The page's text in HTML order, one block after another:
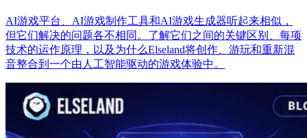
AI游戏平台、AI游戏制作工具和AI游戏生成器听起来相似，
但它们解决的问题各不相同。了解它们之间的关键区别、每项
技术的运作原理，以及为什么Elseland将创作、游玩和重新混
音整合到一个由人工智能驱动的游戏体验中。